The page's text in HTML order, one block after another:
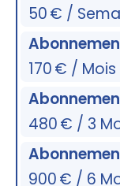
50 € /
170 € / Mois
480 € / 3
900 € / 6